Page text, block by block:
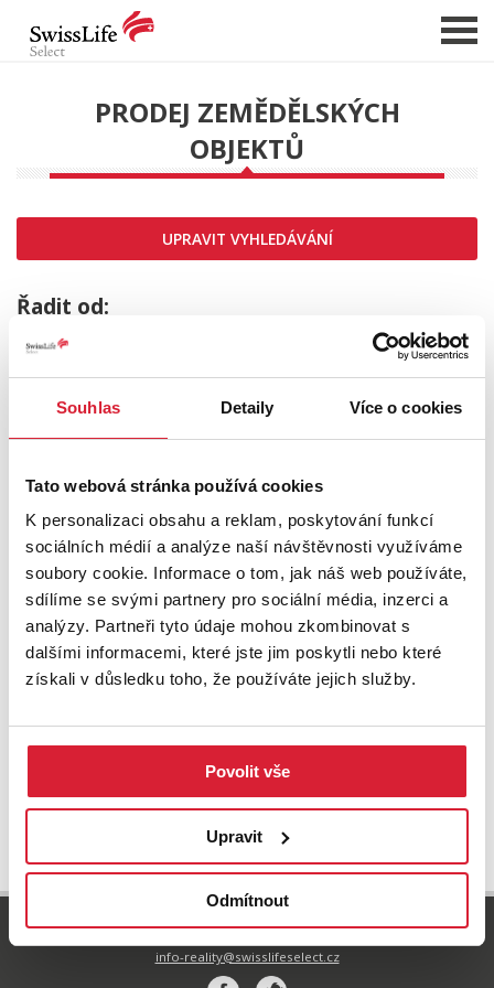
Souhlas Detaily Více o cookies
Tato webová stránka používá cookies
K personalizaci obsahu a reklam, poskytování funkcí
sociálních médií a analýze naší návštěvnosti využíváme
soubory cookie. Informace o tom, jak náš web používáte,
sdílíme se svými partnery pro sociální média, inzerci a
analýzy. Partneři tyto údaje mohou zkombinovat s
dalšími informacemi, které jste jim poskytli nebo které
získali v důsledku toho, že používáte jejich služby.
Povolit vše
Upravit
Odmítnout
NABÍDKA NEMOVITOSTÍ
CHCI PRODAT / PRONAJMOUT
HLÍDAT NOVÉ NABÍDKY
CHCI OCENIT NEMOVITOST
O NÁS
SLUŽBY
KARIÉRA
KONTAKT
PRODEJ ZEMĚDĚLSKÝCH
OBJEKTŮ
UPRAVIT VYHLEDÁVÁNÍ
Řadit od:
Prodej zemědělského objektu 1797 m2,
Cizkrajov
1 400 000 Kč
UPRAVIT VYHLEDÁVÁNÍ
info-reality@swisslifeselect.cz